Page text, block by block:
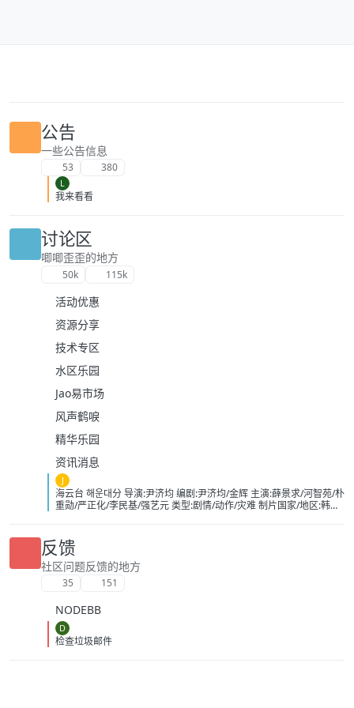
公告
一些公告信息
53 380
L
我来看看
讨论区
唧唧歪歪的地方
50k 115k
活动优惠
资源分享
技术专区
水区乐园
Jao易市场
风声鹤唳
精华乐园
资讯消息
J
海云台 해운대分 导演:尹济均 编剧:尹济均/金辉 主演:薛景求/河智苑/朴
重勋/严正化/李民基/强艺元 类型:剧情/动作/灾难 制片国家/地区:韩国
(台)/Haeundae:TheDeadlyTsunami/TidalWave IMDb:tt1153040 豆
瓣ID：2364074 IMDb：tt1153040 影视简介 故事发生在韩国釜
山的海云台，在2004年印尼海啸中，由于船长万植（薛景求 饰）的
失误导致了妍熙（河智苑 饰）父亲的死，他内心怀有深深地自责，并
无微不至地照顾这个邻家妹妹，慢慢地两人暗生情愫。不过，万植的
亨植 （李民基 饰）是海上救生员，他在一次行动中，认识了富家小姐
金希美（姜艺媛 饰），两人在阴差阳错的交往中，闹出了不少误会。
维珍（严正花 饰）推动海云台成为世博会旅游观光点的大使，她
和前夫——国际海洋研究所地质专家金辉（朴重勋 饰）育有一女，但
反馈
社区问题反馈的地方
35 151
NODEBB
D
检查垃圾邮件